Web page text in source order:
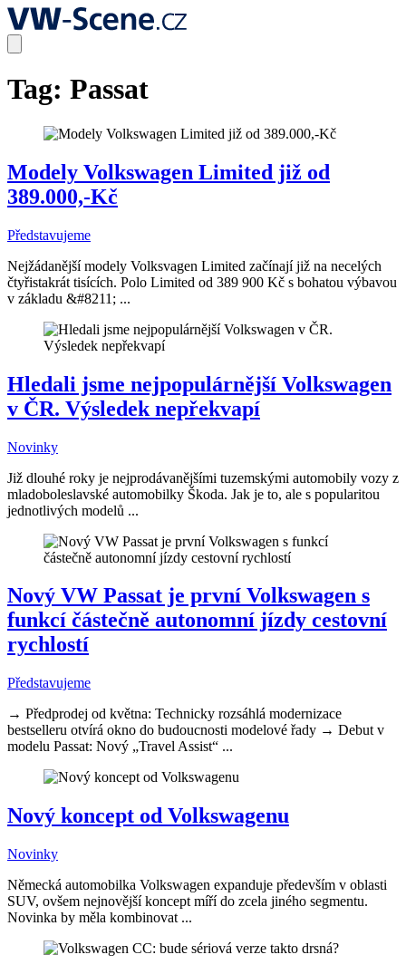
Tag: Passat
Modely Volkswagen Limited již od
389.000,-Kč
Představujeme
Nejžádanější modely Volksvagen Limited začínají již na necelých
čtyřistakrát tisících. Polo Limited od 389 900 Kč s bohatou výbavou
v základu &#8211; ...
Hledali jsme nejpopulárnější Volkswagen
v ČR. Výsledek nepřekvapí
Novinky
Již dlouhé roky je nejprodávanějšími tuzemskými automobily vozy z
mladoboleslavské automobilky Škoda. Jak je to, ale s popularitou
jednotlivých modelů ...
Nový VW Passat je první Volkswagen s
funkcí částečně autonomní jízdy cestovní
rychlostí
Představujeme
→ Předprodej od května: Technicky rozsáhlá modernizace
bestselleru otvírá okno do budoucnosti modelové řady → Debut v
modelu Passat: Nový „Travel Assist“ ...
Nový koncept od Volkswagenu
Novinky
Německá automobilka Volkswagen expanduje především v oblasti
SUV, ovšem nejnovější koncept míří do zcela jiného segmentu.
Novinka by měla kombinovat ...